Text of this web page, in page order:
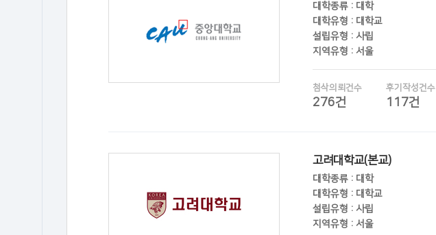
대학종류 : 대학
대학유형 : 대학교
설립유형 : 사립
지역유형 : 서울
첨삭의뢰건수
276건
후기작성건수
117건
고려대학교(본교)
대학종류 : 대학
대학유형 : 대학교
설립유형 : 사립
지역유형 : 서울